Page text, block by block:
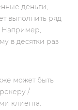
деньги,
выполнить ряд
Например,
в десятки раз
может быть
/
клиента.